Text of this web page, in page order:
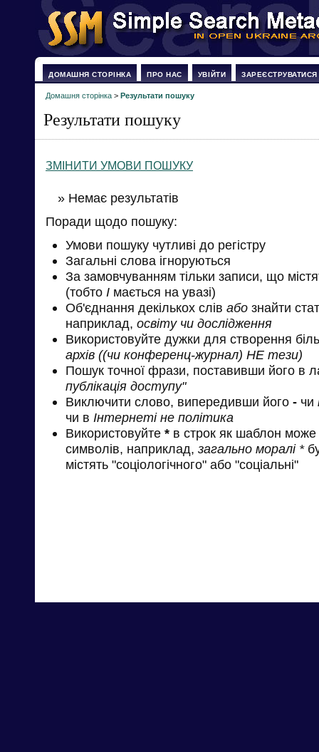
ДОМАШНЯ СТОРІНКА ПРО НАС УВІЙТИ ЗАРЕЄСТРУВАТИСЯ
Домашня сторінка > Результати пошуку
Результати пошуку
ЗМІНИТИ УМОВИ ПОШУКУ
» Немає результатів
Поради щодо пошуку:
Умови пошуку чутливі до регістру
Загальні слова ігноруються
За замовчуванням тільки записи, що
(тобто І мається на увазі)
Об'єднання декількох слів або знайти
наприклад, освіту чи дослідження
Використовуйте дужки для створення
архів ((чи конференц-журнал) НЕ тези)
Пошук точної фрази, поставивши його в
публікація доступу"
Виключити слово, випередивши його - чи
чи в Інтернеті не політика
Використовуйте * в строк як шаблон може
символів, наприклад, загально моралі *
містять "соціологічного" або "соціальні"